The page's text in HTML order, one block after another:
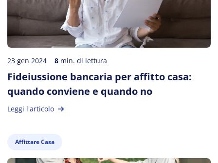
23 gen 2024 8 min. di lettura
Fideiussione bancaria per affitto casa:
quando conviene e quando no
Leggi l'articolo
Affittare Casa